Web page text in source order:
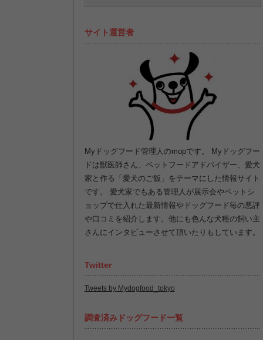
サイト運営者
Myドッグフード管理人のmopです。 Myドッグフー
ドは獣医師さん、ペットフードアドバイザー、愛犬
家と作る「愛犬のご飯」をテーマにした情報サイト
です。 愛犬家でもある管理人が展示会やペットシ
ョップで仕入れた最新情報やドッグフード毎の悪評
や口コミを紹介します。他にも色んな犬種の飼い主
さんにインタビューさせて頂いたりもしています。
Twitter
Tweets by Mydogfood_tokyo
調査済みドッグフード一覧